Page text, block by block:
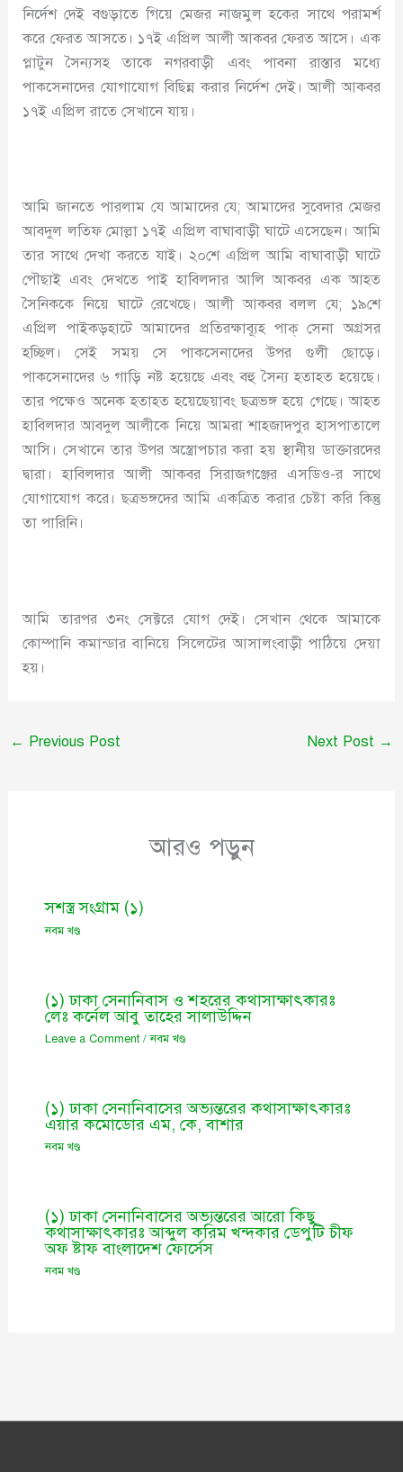
নির্দেশ দেই বগুড়াতে গিয়ে মেজর নাজমুল হকের সাথে পরামর্শ
করে ফেরত আসতে। ১৭ই এপ্রিল আলী আকবর ফেরত আসে। এক
প্লাটুন সৈন্যসহ তাকে নগরবাড়ী এবং পাবনা রাস্তার মধ্যে
পাকসেনাদের যোগাযোগ বিছিন্ন করার নির্দেশ দেই। আলী আকবর
১৭ই এপ্রিল রাতে সেখানে যায়।
আমি জানতে পারলাম যে আমাদের যে; আমাদের সুবেদার মেজর
আবদুল লতিফ মোল্লা ১৭ই এপ্রিল বাঘাবাড়ী ঘাটে এসেছেন। আমি
তার সাথে দেখা করতে যাই। ২০শে এপ্রিল আমি বাঘাবাড়ী ঘাটে
পৌছাই এবং দেখতে পাই হাবিলদার আলি আকবর এক আহত
সৈনিককে নিয়ে ঘাটে রেখেছে। আলী আকবর বলল যে; ১৯শে
এপ্রিল পাইকড়হাটে আমাদের প্রতিরক্ষাব্যূহ পাক্ সেনা অগ্রসর
হচ্ছিল। সেই সময় সে পাকসেনাদের উপর গুলী ছোড়ে।
পাকসেনাদের ৬ গাড়ি নষ্ট হয়েছে এবং বহু সৈন্য হতাহত হয়েছে।
তার পক্ষেও অনেক হতাহত হয়েছেয়াবং ছত্রভঙ্গ হয়ে গেছে। আহত
হাবিলদার আবদুল আলীকে নিয়ে আমরা শাহজাদপুর হাসপাতালে
আসি। সেখানে তার উপর অস্ত্রোপচার করা হয় স্থানীয় ডাক্তারদের
দ্বারা। হাবিলদার আলী আকবর সিরাজগঞ্জের এসডিও-র সাথে
যোগাযোগ করে। ছত্রভঙ্গদের আমি একত্রিত করার চেষ্টা করি কিন্তু
তা পারিনি।
আমি তারপর ৩নং সেক্টরে যোগ দেই। সেখান থেকে আমাকে
কোম্পানি কমান্ডার বানিয়ে সিলেটের আসালংবাড়ী পাঠিয়ে দেয়া
হয়।
← Previous Post Next Post →
আরও পড়ুন
সশস্ত্র সংগ্রাম (১)
নবম খণ্ড
(১) ঢাকা সেনানিবাস ও শহরের কথাসাক্ষাৎকারঃ
লেঃ কর্নেল আবু তাহের সালাউদ্দিন
Leave a Comment /নবম খণ্ড
(১) ঢাকা সেনানিবাসের অভ্যন্তরের কথাসাক্ষাৎকারঃ
এয়ার কমোডোর এম, কে, বাশার
নবম খণ্ড
(১) ঢাকা সেনানিবাসের অভ্যন্তরের আরো কিছু
কথাসাক্ষাৎকারঃ আব্দুল করিম খন্দকার ডেপুটি চীফ
অফ ষ্টাফ বাংলাদেশ ফোর্সেস
নবম খণ্ড